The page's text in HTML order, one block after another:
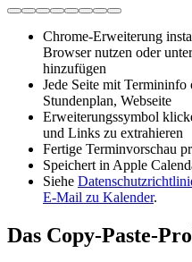
Chrome-Erweiterung
Browser nutzen oder
hinzufügen
Jede Seite mit
Stundenplan, Webseite
Erweiterungssymbol
und Links zu extrahieren
Fertige Terminvorschau
Speichert in Apple
Siehe
E-Mail zu Kalender.
Das Copy-Paste-